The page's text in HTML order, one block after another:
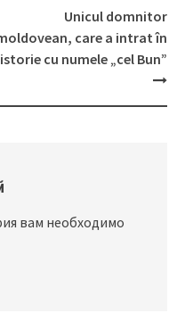
Unicul domnitor
care a intrat în
istorie cu numele „cel Bun”
вам необходимо